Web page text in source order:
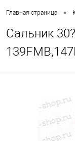
Главная страница •
Сальник